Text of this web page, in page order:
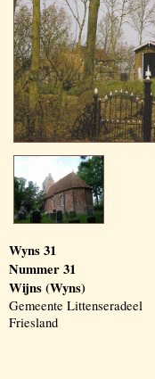
Wyns 31
Nummer 31
Wijns (Wyns)
Gemeente Littenseradeel
Friesland